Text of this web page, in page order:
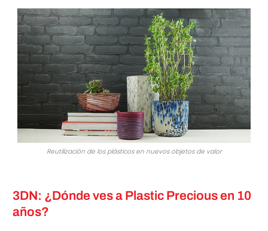
Reutilización de los plásticos en nuevos objetos de valor
3DN: ¿Dónde ves a Plastic Precious en 10
años?